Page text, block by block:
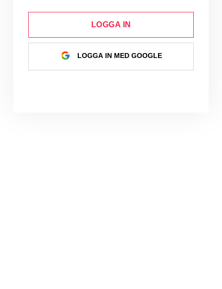
LOGGA IN
LOGGA IN MED GOOGLE